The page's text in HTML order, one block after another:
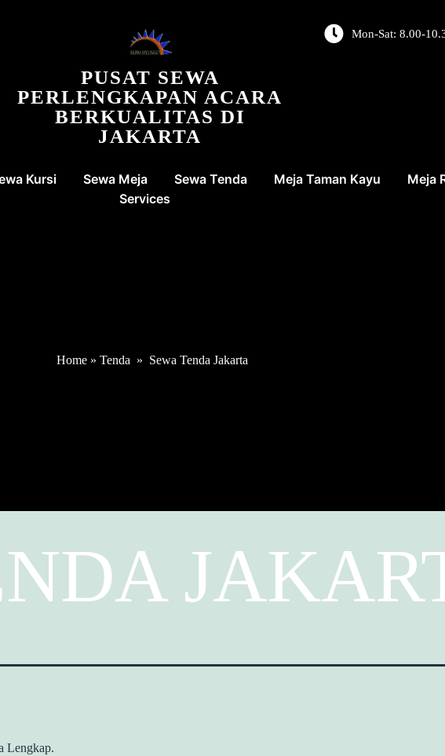
PUSAT SEWA
PERLENGKAPAN ACARA
BERKUALITAS DI
JAKARTA
Mon-Sat: 8.00-
Kursi Sewa Meja Sewa Tenda Meja Taman Kayu Meja
Services
Home » Tenda » Sewa Tenda Jakarta
Lengkap.